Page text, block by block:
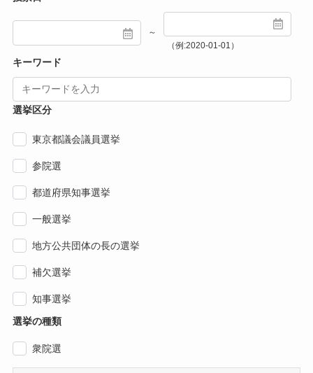
～
（例:2020-01-01）
キーワード
選挙区分
東京都議会議員選挙
参院選
都道府県知事選挙
一般選挙
地方公共団体の長の選挙
補欠選挙
知事選挙
選挙の種類
衆院選